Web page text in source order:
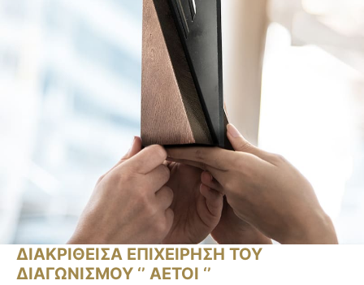
ΔΙΑΚΡΙΘΕΙΣΑ ΕΠΙΧΕΙΡΗΣΗ ΤΟΥ
ΔΙΑΓΩΝΙΣΜΟΥ ‘’ ΑΕΤΟΙ ‘’